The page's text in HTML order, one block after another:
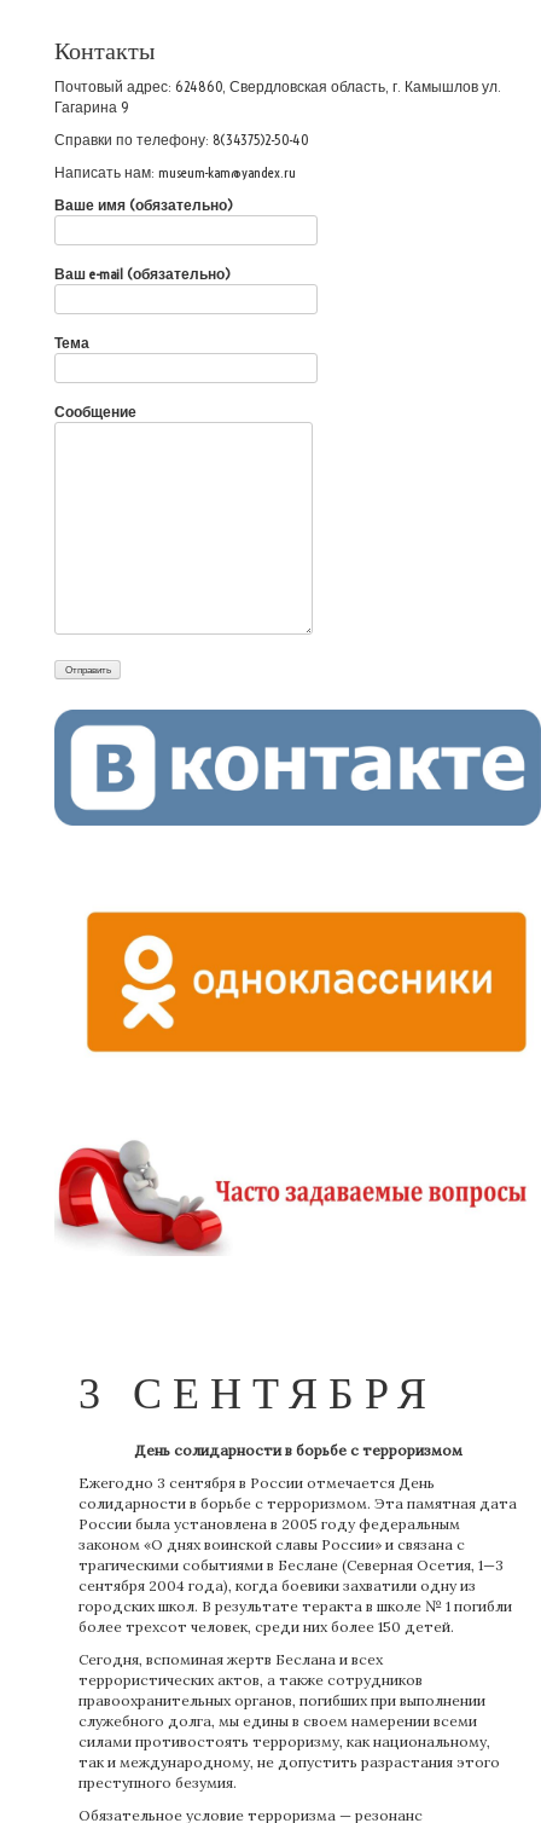
Контакты
Почтовый адрес: 624860, Свердловская область, г. Камышлов ул.
Гагарина 9
Справки по телефону: 8(34375)2-50-40
Написать нам: museum-kam@yandex.ru
Ваше имя (обязательно)
Ваш e-mail (обязательно)
Тема
Сообщение
3 СЕНТЯБРЯ
День солидарности в борьбе с терроризмом
Ежегодно 3 сентября в России отмечается День
солидарности в борьбе с терроризмом. Эта памятная дата
России была установлена в 2005 году федеральным
законом «О днях воинской славы России» и связана с
трагическими событиями в Беслане (Северная Осетия, 1—3
сентября 2004 года), когда боевики захватили одну из
городских школ. В результате теракта в школе № 1 погибли
более трехсот человек, среди них более 150 детей.
Сегодня, вспоминая жертв Беслана и всех
террористических актов, а также сотрудников
правоохранительных органов, погибших при выполнении
служебного долга, мы едины в своем намерении всеми
силами противостоять терроризму, как национальному,
так и международному, не допустить разрастания этого
преступного безумия.
Обязательное условие терроризма — резонанс